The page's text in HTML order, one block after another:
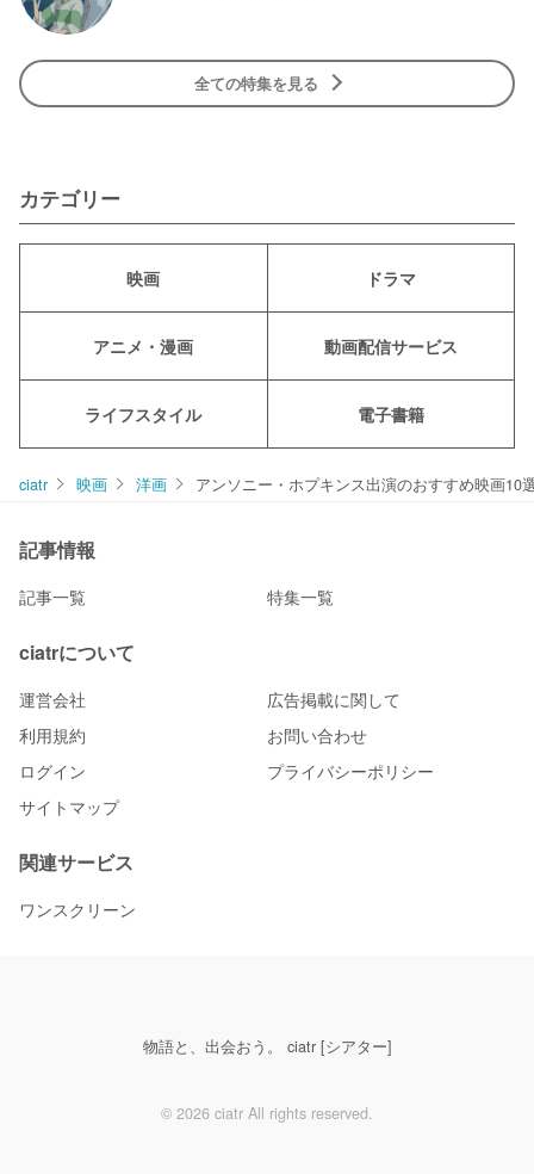
全ての特集を見る
カテゴリー
映画 ドラマ
アニメ・漫画 動画配信サービス
ライフスタイル 電子書籍
ciatr 映画 洋画 アンソニー・ホプキンス出演のおすすめ映画10
記事情報
記事一覧 特集一覧
ciatrについて
運営会社
広告掲載に関して
利用規約
お問い合わせ
ログイン
プライバシーポリシー
サイトマップ
関連サービス
ワンスクリーン
物語と、出会おう。 ciatr [シアター]
© 2026 ciatr All rights reserved.